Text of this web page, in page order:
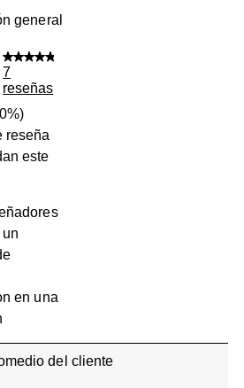
general
7
reseñas
reseña
este
en una
del cliente